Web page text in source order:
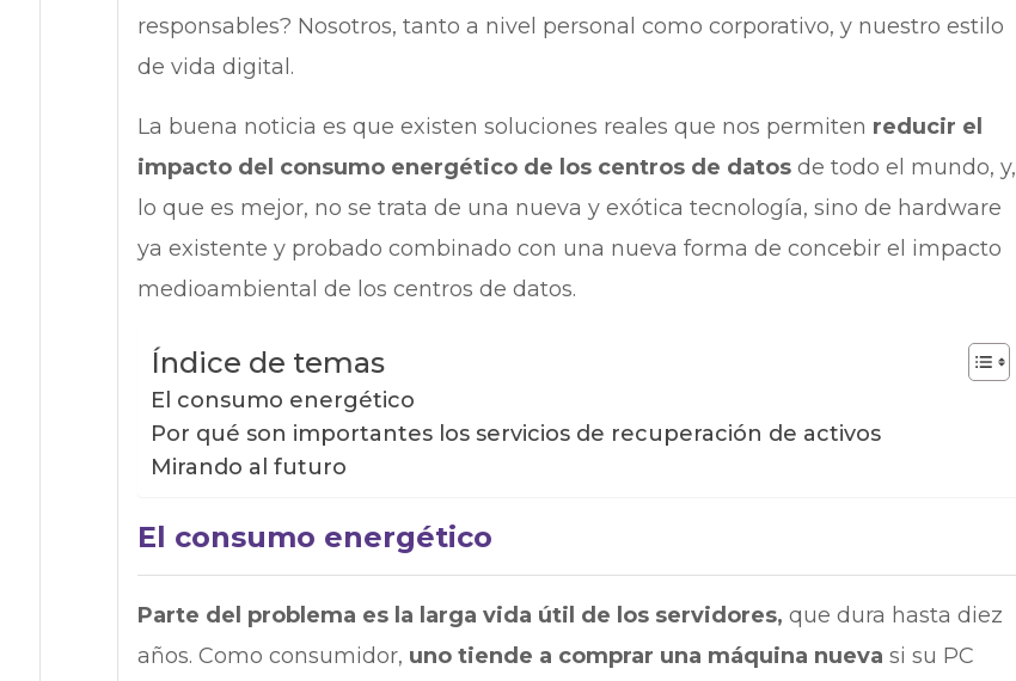
responsables? Nosotros, tanto a nivel personal como corporativo, y nuestro estilo
de vida digital.
La buena noticia es que existen soluciones reales que nos permiten reducir el
impacto del consumo energético de los centros de datosde todo el mundo, y,
lo que es mejor, no se trata de una nueva y exótica tecnología, sino de hardware
ya existente y probado combinado con una nueva forma de concebir el impacto
medioambiental de los centros de datos.
Índice de temas
El consumo energético
Por qué son importantes los servicios de recuperación de activos
Mirando al futuro
El consumo energético
Parte del problema es la larga vida útil de los servidores, que dura hasta diez
años. Como consumidor, uno tiende a comprar una máquina nueva si su PC